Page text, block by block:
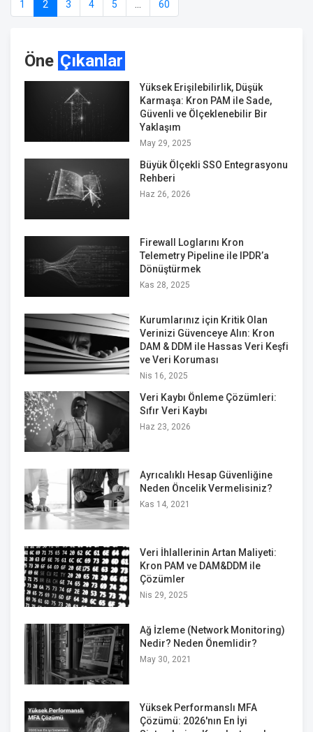
1 2 3 4 5 60
Öne Çıkanlar
Yüksek Erişilebilirlik, Düşük
Karmaşa: Kron PAM ile Sade,
Güvenli ve Ölçeklenebilir Bir
Yaklaşım
May 29, 2025
Büyük Ölçekli SSO Entegrasyonu
Rehberi
Haz 26, 2026
Firewall Loglarını Kron
Telemetry Pipeline ile IPDR’a
Dönüştürmek
Kas 28, 2025
Kurumlarınız için Kritik Olan
Verinizi Güvenceye Alın: Kron
DAM & DDM ile Hassas Veri Keşfi
ve Veri Koruması
Nis 16, 2025
Veri Kaybı Önleme Çözümleri:
Sıfır Veri Kaybı
Haz 23, 2026
Ayrıcalıklı Hesap Güvenliğine
Neden Öncelik Vermelisiniz?
Kas 14, 2021
Veri İhlallerinin Artan Maliyeti:
Kron PAM ve DAM&DDM ile
Çözümler
Nis 29, 2025
Ağ İzleme (Network Monitoring)
Nedir? Neden Önemlidir?
May 30, 2021
Yüksek Performanslı MFA
Çözümü: 2026'nın En İyi